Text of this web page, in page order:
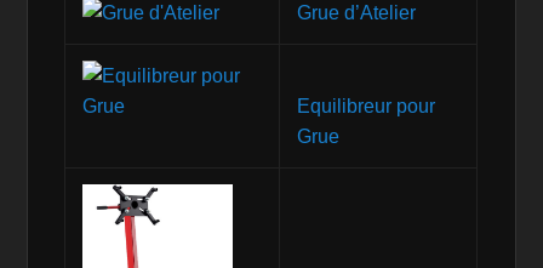
Grue d’Atelier
Equilibreur pour
Grue